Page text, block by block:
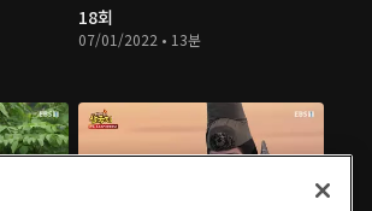
18회
07/01/2022 • 13분